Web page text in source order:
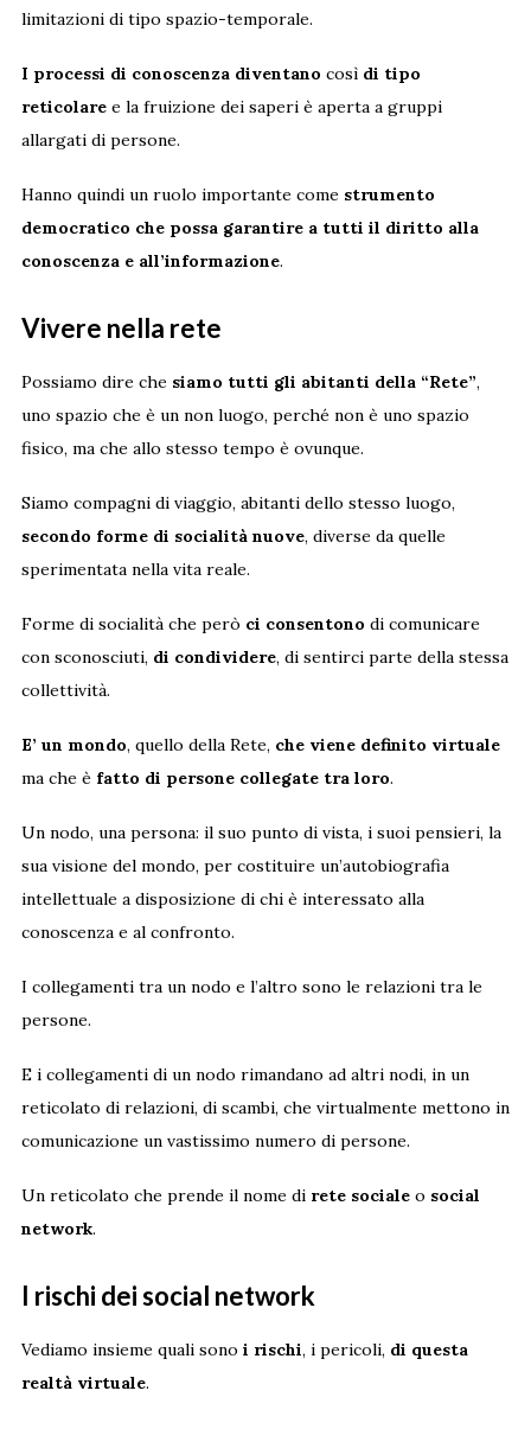
limitazioni di tipo spazio-temporale.
I processi di conoscenza diventano così di tipo
reticolaree la fruizione dei saperi è aperta a gruppi
allargati di persone.
Hanno quindi un ruolo importante come strumento
democratico che possa garantire a tutti il diritto alla
conoscenza e all’informazione.
Vivere nella rete
Possiamo dire che siamo tutti gli abitanti della “Rete”,
uno spazio che è un non luogo, perché non è uno spazio
fisico, ma che allo stesso tempo è ovunque.
Siamo compagni di viaggio, abitanti dello stesso luogo,
secondo forme di socialità nuove, diverse da quelle
sperimentata nella vita reale.
Forme di socialità che però ci consentono di comunicare
con sconosciuti, di condividere, di sentirci parte della stessa
collettività.
E’ un mondo, quello della Rete, che viene definito virtuale
ma che è fatto di persone collegate tra loro.
Un nodo, una persona: il suo punto di vista, i suoi pensieri, la
sua visione del mondo, per costituire un’autobiografia
intellettuale a disposizione di chi è interessato alla
conoscenza e al confronto.
I collegamenti tra un nodo e l’altro sono le relazioni tra le
persone.
E i collegamenti di un nodo rimandano ad altri nodi, in un
reticolato di relazioni, di scambi, che virtualmente mettono in
comunicazione un vastissimo numero di persone.
Un reticolato che prende il nome di rete socialeo social
network.
I rischi dei social network
Vediamo insieme quali sono i rischi, i pericoli, di questa
realtà virtuale.